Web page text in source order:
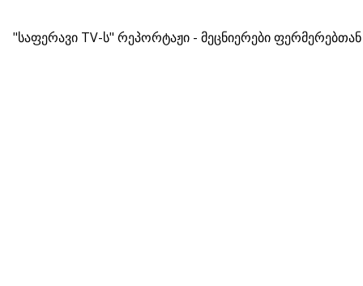
"საფერავი TV-ს" რეპორტაჟი - მეცნიერები ფერმერებთან